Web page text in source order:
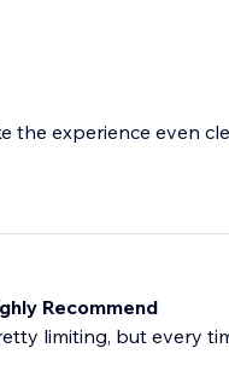
the experience even
Recommend
limiting, but every